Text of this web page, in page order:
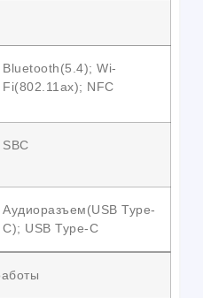
Bluetooth(5.4); Wi-
Fi(802.11ax); NFC
SBC
Аудиоразъем(USB Type-
C); USB Type-C